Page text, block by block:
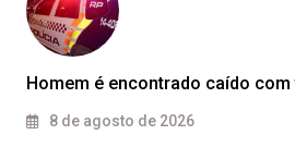
Homem é encontrado caído
8 de agosto de 2026